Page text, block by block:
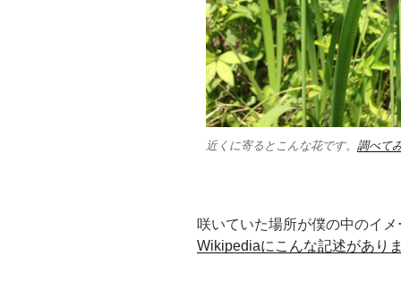
近くに寄るとこんな花です。調べて
咲いていた場所が僕の中のイ
Wikipediaにこんな記述があり